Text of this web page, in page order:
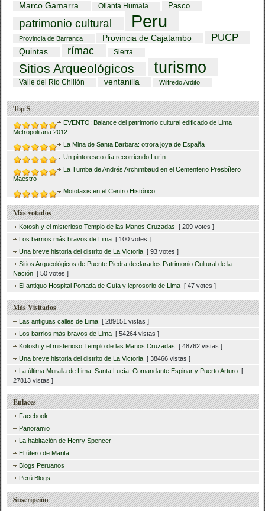
Marco Gamarra Ollanta Humala Pasco
patrimonio cultural Peru
Provincia de Barranca Provincia de Cajatambo PUCP
Quintas rímac Sierra
Sitios Arqueológicos turismo
Valle del Río Chillón ventanilla Wilfredo Ardito
Top 5
EVENTO: Balance del patrimonio cultural edificado de Lima
Metropolitana 2012
La Mina de Santa Barbara: otrora joya de España
Un pintoresco día recorriendo Lurín
La Tumba de Andrés Archimbaud en el Cementerio Presbítero
Maestro
Mototaxis en el Centro Histórico
Más votados
Kotosh y el misterioso Templo de las Manos Cruzadas [ 209 votes ]
Los barrios más bravos de Lima [ 100 votes ]
Una breve historia del distrito de La Victoria [ 93 votes ]
Sitios Arqueológicos de Puente Piedra declarados Patrimonio Cultural de la
Nación [ 50 votes ]
El antiguo Hospital Portada de Guía y leprosorio de Lima [ 47 votes ]
Más Visitados
Las antiguas calles de Lima [ 289151 vistas ]
Los barrios más bravos de Lima [ 54264 vistas ]
Kotosh y el misterioso Templo de las Manos Cruzadas [ 48762 vistas ]
Una breve historia del distrito de La Victoria [ 38466 vistas ]
La última Muralla de Lima: Santa Lucía, Comandante Espinar y Puerto Arturo [
27813 vistas ]
Enlaces
Facebook
Panoramio
La habitación de Henry Spencer
El útero de Marita
Blogs Peruanos
Perú Blogs
Suscripción